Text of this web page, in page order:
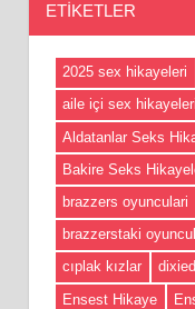
ETIKETLER
2025 sex hikayeleri
aile içi sex hikayeleri
Aldatanlar Seks
Bakire Seks
brazzers oyunculari
brazzerstaki
cıplak kızlar
Ensest Hikaye